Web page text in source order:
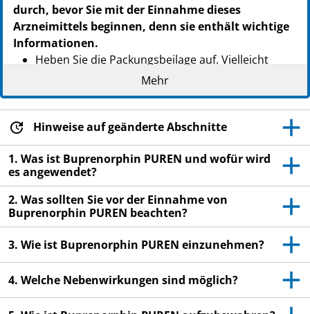
durch, bevor Sie mit der Einnahme dieses
Arzneimittels beginnen, denn sie enthält wichtige
Informationen.
Heben Sie die Packungsbeilage auf. Vielleicht
möchten Sie diese später nochmals lesen.
Wenn Sie weitere Fragen haben, wenden Sie sich
verschrieben. Geben Sie es nicht an Dritte weiter.
Es kann anderen Menschen schaden, auch wenn
diese die gleichen Beschwerden haben wie Sie.
Wenn Sie Nebenwirkungen bemerken, wenden Sie
sich an Ihren Arzt oder Apotheker. Dies gilt auch
für Nebenwirkungen, die nicht in dieser
Packungsbeilage angegeben sind. Siehe Abschnitt
4.
Mehr
Hinweise auf geänderte Abschnitte
1. Was ist Buprenorphin PUREN und wofür wird
es angewendet?
2. Was sollten Sie vor der Einnahme von
Buprenorphin PUREN beachten?
3. Wie ist Buprenorphin PUREN einzunehmen?
4. Welche Nebenwirkungen sind möglich?